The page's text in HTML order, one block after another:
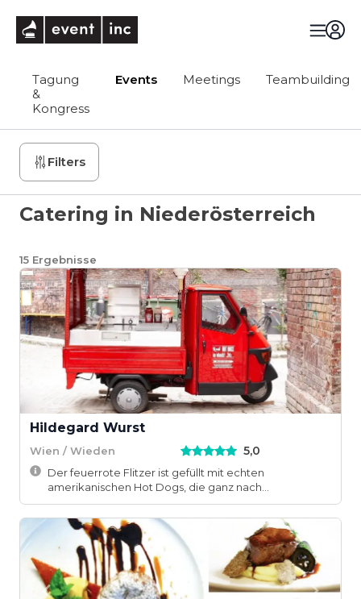
Tagung
&
Kongress
Events Meetings Teambuilding
Filters
Catering in Niederösterreich
15 Ergebnisse
Hildegard Wurst
Wien / Wieden 5,0
Der feuerrote Flitzer ist gefüllt mit echten
amerikanischen Hot Dogs, die ganz nach
persönlichem ...